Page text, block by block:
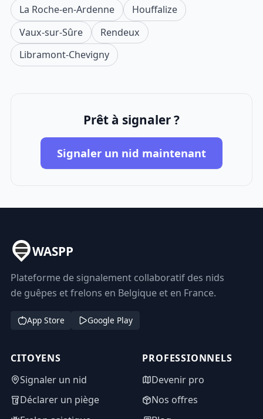
La Roche-en-Ardenne
Houffalize
Vaux-sur-Sûre
Rendeux
Libramont-Chevigny
Prêt à signaler ?
Signaler un nid maintenant
WASPP
Plateforme de signalement collaboratif des nids
de guêpes et frelons en Belgique et en France.
App Store Google Play
CITOYENS
Signaler un nid
Déclarer un piège
PROFESSIONNELS
Devenir pro
Nos offres